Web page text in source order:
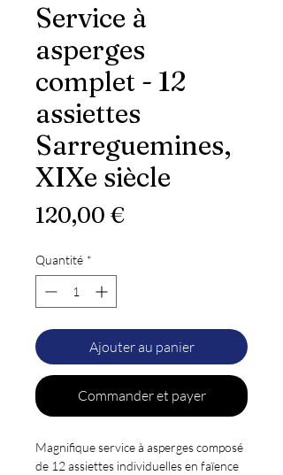
Service à
asperges
complet - 12
assiettes
Sarreguemines,
XIXe siècle
120,00 €Prix
Quantité *
Ajouter au panier
Commander et payer
Magnifiqueservice à aspergescomposé
de 12 assiettes individuellesen faïence